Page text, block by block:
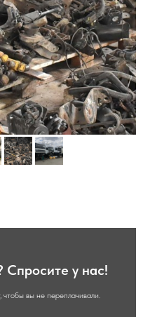
Спросите у нас!
вы не переплачивали.